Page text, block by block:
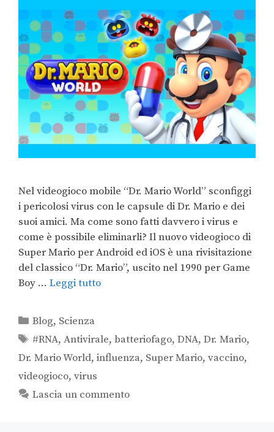
Nel videogioco mobile “Dr. Mario World” sconfiggi
i pericolosi virus con le capsule di Dr. Mario e dei
suoi amici. Ma come sono fatti davvero i virus e
come è possibile eliminarli? Il nuovo videogioco di
Super Mario per Android ed iOS è una rivisitazione
del classico “Dr. Mario”, uscito nel 1990 per Game
Boy … Leggi tutto
Blog, Scienza
#RNA,Antivirale,batteriofago,DNA,Dr. Mario,
Dr. Mario World, influenza, Super Mario, vaccino,
videogioco, virus
Lascia un commento